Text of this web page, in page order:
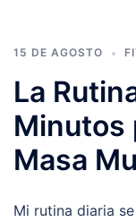
15 DE AGOSTO
La
Minutos
Masa
Mi rutina diaria